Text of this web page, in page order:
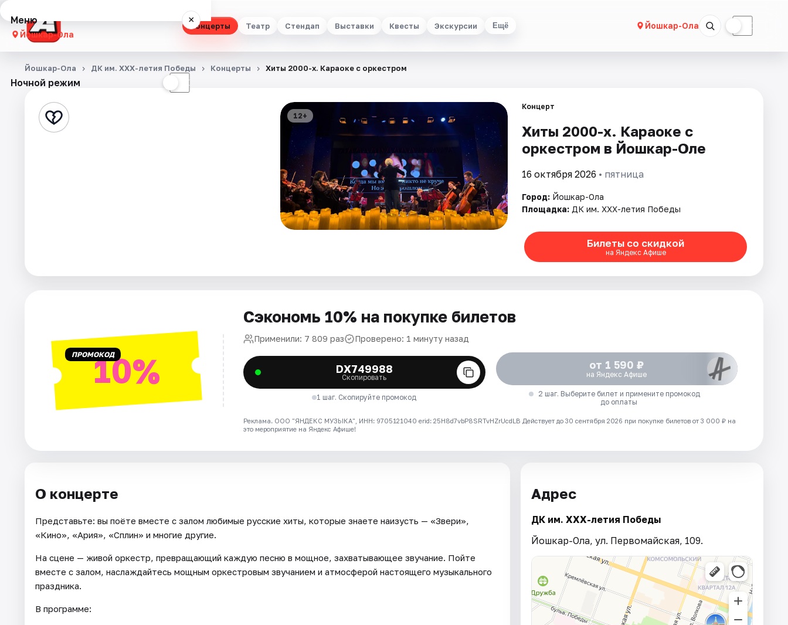
Концерты Театр Стендап Выставки Квесты Экскурсии Ещё Йошкар-Ола ☾
Меню ×
Йошкар-Ола
Концерты
Стендап
Рейтинги
Ночной режим ☾
Йошкар-Ола ДК им. XXX-летия Победы Концерты Хиты 2000-х. Караоке с оркестром
12+
Концерт
Хиты 2000-х. Караоке с
оркестром в Йошкар-Оле
16 октября 2026 • пятница
Город: Йошкар-Ола
Площадка: ДК им. XXX-летия Победы
Билеты со скидкой
на Яндекс Афише
ПРОМОКОД10%
Сэкономь 10% на покупке билетов
Применили: 7 809 раз Проверено: 1 минуту назад
DX749988
Скопировать
1 шаг. Скопируйте промокод
от 1 590 ₽
на Яндекс Афише
2 шаг. Выберите билет и примените промокод
до оплаты
Реклама. ООО "ЯНДЕКС МУЗЫКА", ИНН: 9705121040 erid: 25H8d7vbP8SRTvHZrUcdLB Действует до 30 сентября 2026 при покупке билетов от 3 000 ₽ на
это мероприятие на Яндекс Афише!
О концерте
Представьте: вы поёте вместе с залом любимые русские хиты, которые знаете наизусть — «Звери»,
«Кино», «Ария», «Сплин» и многие другие.
На сцене — живой оркестр, превращающий каждую песню в мощное, захватывающее звучание. Пойте
вместе с залом, наслаждайтесь мощным оркестровым звучанием и атмосферой настоящего музыкального
праздника.
В программе:
Адрес
ДК им. XXX-летия Победы
Йошкар-Ола, ул. Первомайская, 109.